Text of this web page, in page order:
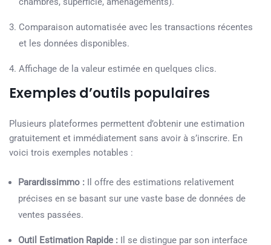
Comparaison automatisée avec les transactions récentes
et les données disponibles.
Affichage de la valeur estimée en quelques clics.
Exemples d’outils populaires
Plusieurs plateformes permettent d’obtenir une estimation
gratuitement et immédiatement sans avoir à s’inscrire. En
voici trois exemples notables :
Parardissimmo : Il offre des estimations relativement
précises en se basant sur une vaste base de données de
ventes passées.
Outil Estimation Rapide : Il se distingue par son interface